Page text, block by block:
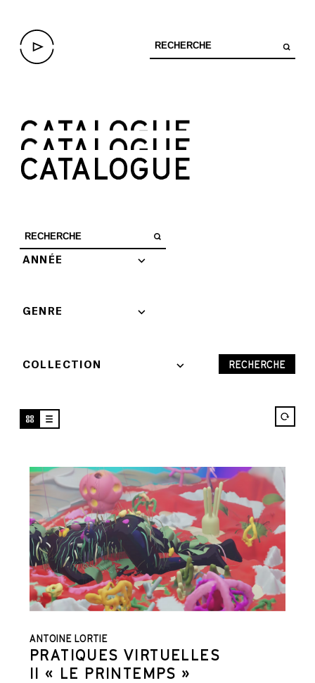
CATALOGUE
CATALOGUE
CATALOGUE
ANNÉE
GENRE
COLLECTION
ANTOINE LORTIE
PRATIQUES VIRTUELLES
II « LE PRINTEMPS »